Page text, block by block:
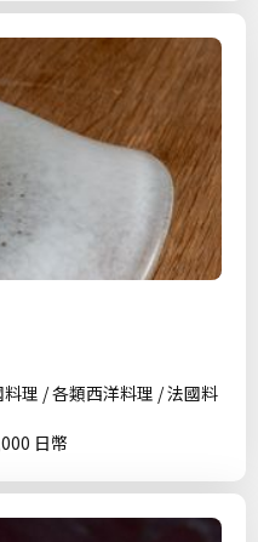
理 / 各類西洋料理 / 法國料
日幣